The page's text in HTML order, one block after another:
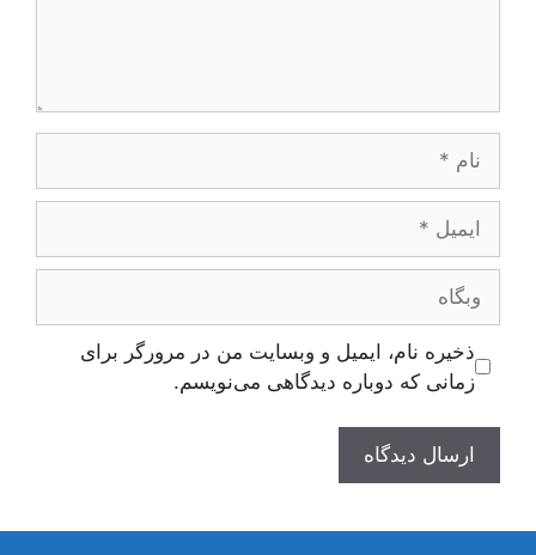
وبگاه
ذخیره نام، ایمیل و وبسایت من در مرورگر برای
زمانی که دوباره دیدگاهی می‌نویسم.